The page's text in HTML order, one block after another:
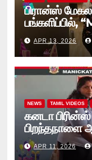
பிரான்ஸ்
பங்களிப்பில்,
“கற்றலுக்கான
கொப்பிகள்”
APR 13, 2026
NEWS TAMIL VIDEOS
கனடா
பிறந்தநாளை
(வீடியோ)
APR 11, 2026